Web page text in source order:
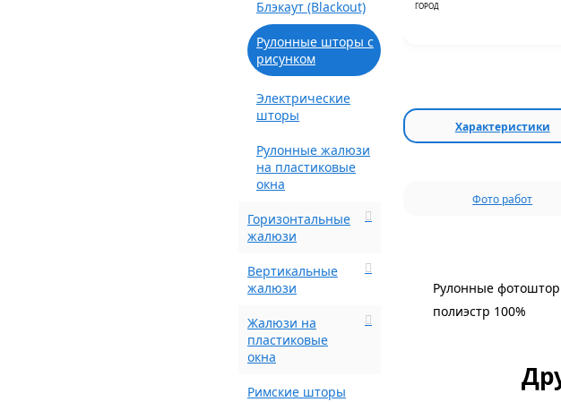
Блэкаут (Blackout)
Рулонные шторы с
рисунком
Электрические
шторы
Рулонные жалюзи
на пластиковые
окна
Горизонтальные
жалюзи
Вертикальные
жалюзи
Жалюзи на
пластиковые
окна
Римские шторы
ГОРОД
Характеристики
Фото работ
Рулонные
полиэстр 100%